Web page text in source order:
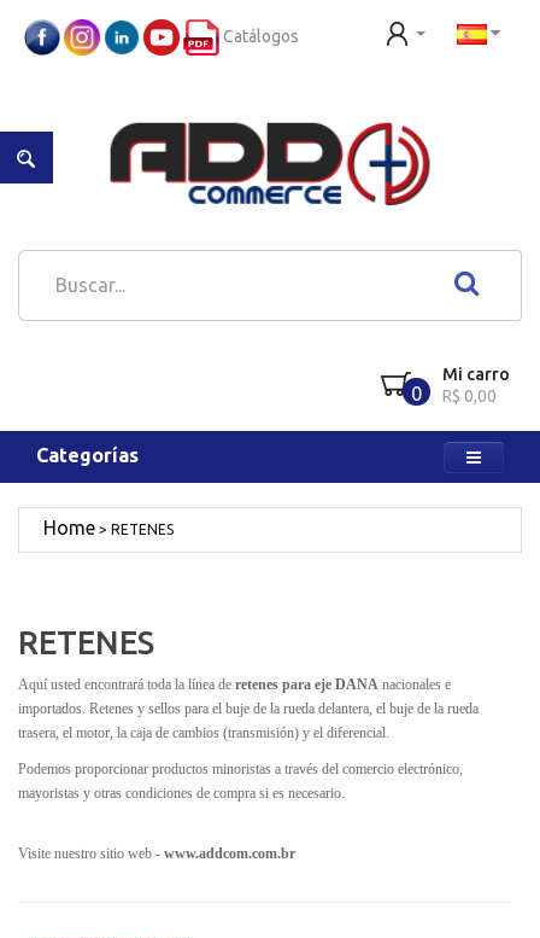
Catálogos
0
Mi carro
R$ 0,00
Categorías
RETENES
RETENES
Aquí usted encontrará toda la línea de retenes para eje DANA nacionales e
importados. Retenes y sellos para el buje de la rueda delantera, el buje de la rueda
trasera, el motor, la caja de cambios (transmisión) y el diferencial.
Podemos proporcionar productos minoristas a través del comercio electrónico,
mayoristas y otras condiciones de compra si es necesario.
Visite nuestro sitio web - www.addcom.com.br